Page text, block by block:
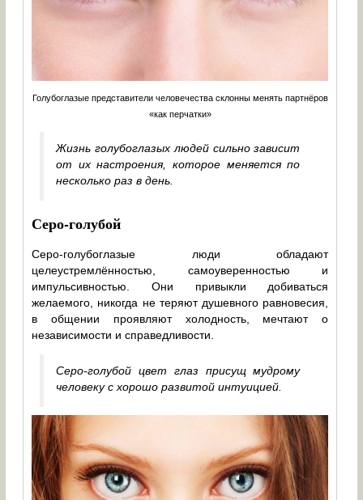
Голубоглазые представители человечества склонны менять партнёров
«как перчатки»
Жизнь голубоглазых людей сильно зависит
от их настроения, которое меняется по
несколько раз в день.
Серо-голубой
Серо-голубоглазые люди обладают
целеустремлённостью, самоуверенностью и
импульсивностью. Они привыкли добиваться
желаемого, никогда не теряют душевного равновесия,
в общении проявляют холодность, мечтают о
независимости и справедливости.
Серо-голубой цвет глаз присущ мудрому
человеку с хорошо развитой интуицией.